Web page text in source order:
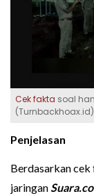
Cek fakta soal
(Turnbackhoax.id)
Penjelasan
Berdasarkan cek
jaringan